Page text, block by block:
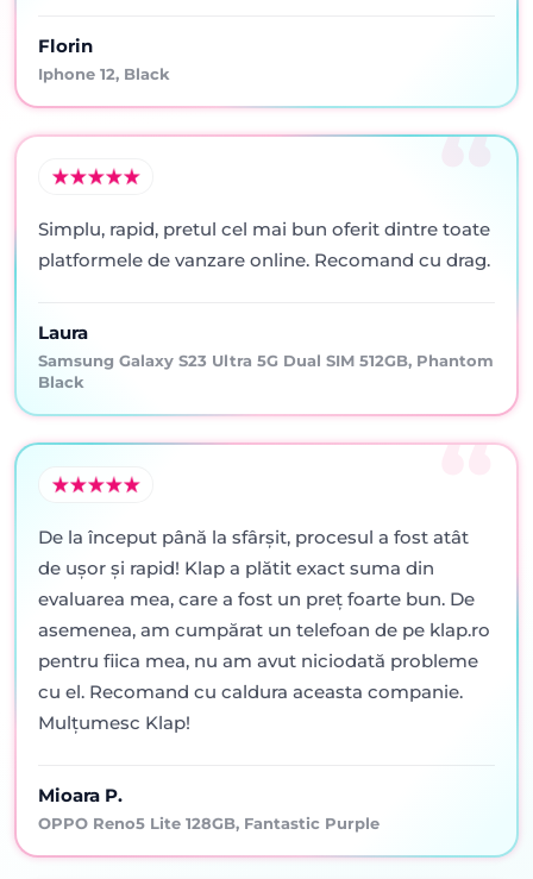
Florin
Iphone 12, Black
Simplu, rapid, pretul cel mai bun oferit dintre toate
platformele de vanzare online. Recomand cu drag.
Laura
Samsung Galaxy S23 Ultra 5G Dual SIM 512GB, Phantom
Black
De la început până la sfârșit, procesul a fost atât
de ușor și rapid! Klap a plătit exact suma din
evaluarea mea, care a fost un preț foarte bun. De
asemenea, am cumpărat un telefoan de pe klap.ro
pentru fiica mea, nu am avut niciodată probleme
cu el. Recomand cu caldura aceasta companie.
Mulțumesc Klap!
Mioara P.
OPPO Reno5 Lite 128GB, Fantastic Purple